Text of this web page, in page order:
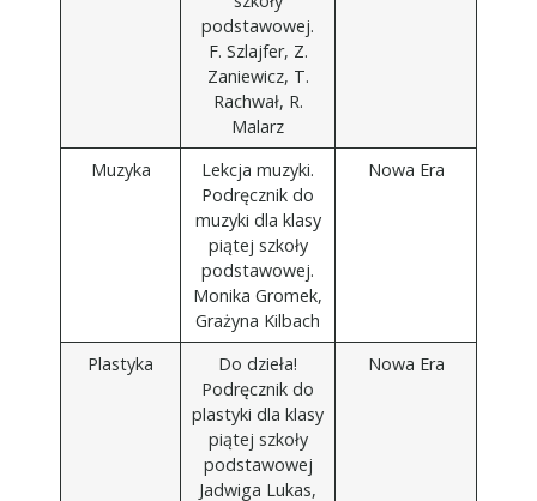
podstawowej.
F. Szlajfer, Z.
Zaniewicz, T.
Rachwał, R.
Malarz
Muzyka
Lekcja muzyki.
Podręcznik do
muzyki dla klasy
piątej szkoły
podstawowej.
Monika Gromek,
Grażyna Kilbach
Nowa Era
Plastyka
Do dzieła!
Podręcznik do
plastyki dla klasy
piątej szkoły
podstawowej
Jadwiga Lukas,
Nowa Era